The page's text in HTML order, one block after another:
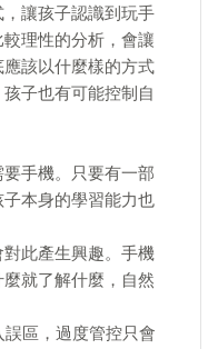
讓孩子認識到玩手
理性的分析，會讓
該以什麼樣的方式
子也有可能控制自
手機。只要有一部
本身的學習能力也
此產生興趣。手機
就了解什麼，自然
區，過度管控只會